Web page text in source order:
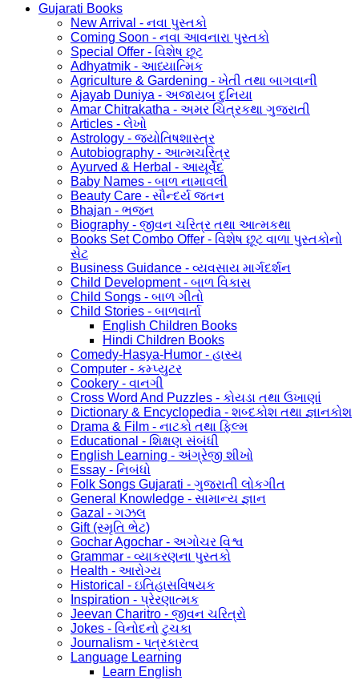
Gujarati Books
New Arrival - નવા પુસ્તકો
Coming Soon - નવા આવનારા પુસ્તકો
Special Offer - વિશેષ છૂટ
Adhyatmik - આધ્યાત્મિક
Agriculture & Gardening - ખેતી તથા બાગવાની
Ajayab Duniya - અજાયબ દુનિયા
Amar Chitrakatha - અમર ચિત્રકથા ગુજરાતી
Articles - લેખો
Astrology - જ્યોતિષશાસ્ત્ર
Autobiography - આત્મચરિત્ર
Ayurved & Herbal - આયૂર્વેદ
Baby Names - બાળ નામાવલી
Beauty Care - સૌન્દર્ય જતન
Bhajan - ભજન
Biography - જીવન ચરિત્ર તથા આત્મકથા
Books Set Combo Offer - વિશેષ છૂટ વાળા પુસ્તકોનો
સેટ
Business Guidance - વ્યવસાય માર્ગદર્શન
Child Development - બાળ વિકાસ
Child Songs - બાળ ગીતો
Child Stories - બાળવાર્તા
English Children Books
Hindi Children Books
Comedy-Hasya-Humor - હાસ્ય
Computer - કમ્પ્યુટર
Cookery - વાનગી
Cross Word And Puzzles - કોયડા તથા ઉખાણાં
Dictionary & Encyclopedia - શબ્દકોશ તથા જ્ઞાનકોશ
Drama & Film - નાટકો તથા ફિલ્મ
Educational - શિક્ષણ સંબંધી
English Learning - અંગ્રેજી શીખો
Essay - નિબંધો
Folk Songs Gujarati - ગુજરાતી લોકગીત
General Knowledge - સામાન્ય જ્ઞાન
Gazal - ગઝલ
Gift (સ્મૃતિ ભેટ)
Gochar Agochar - અગોચર વિશ્વ
Grammar - વ્યાકરણના પુસ્તકો
Health - આરોગ્ય
Historical - ઇતિહાસવિષયક
Inspiration - પ્રેરણાત્મક
Jeevan Charitro - જીવન ચરિત્રો
Jokes - વિનોદનો ટુચકા
Journalism - પત્રકારત્વ
Language Learning
Learn English